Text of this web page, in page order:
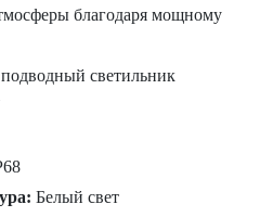
благодаря мощному
светильник
Белый свет